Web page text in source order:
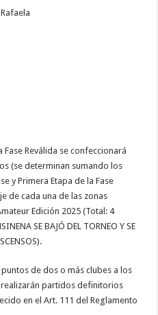
Fase Reválida se confeccionará
(se determinan sumando los
y Primera Etapa de la Fase
de cada una de las zonas
Edición 2025 (Total: 4
SE BAJÓ DEL TORNEO Y SE
de dos o más clubes a los
partidos definitorios
en el Art. 111 del Reglamento